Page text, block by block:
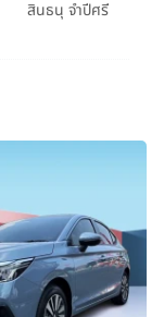
สินธนุ จำปีศรี